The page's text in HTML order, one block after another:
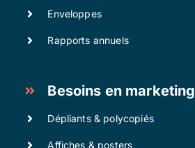
Enveloppes
Rapports annuels
Besoins en marketing
Dépliants & polycopiés
Affiches & posters